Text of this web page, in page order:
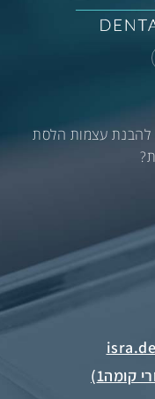
עצמות הלסת